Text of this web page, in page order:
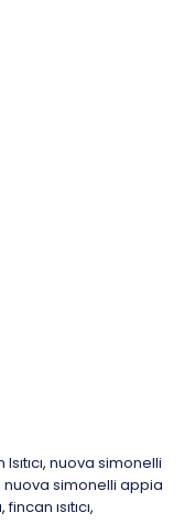
, nuova simonelli
nuova simonelli appia
, fincan ısıtıcı,